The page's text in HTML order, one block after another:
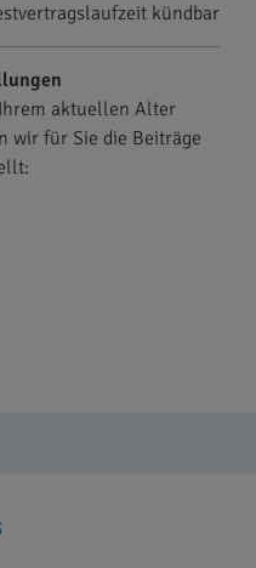
kündbar
aktuellen Alter
wir für Sie die Beiträge